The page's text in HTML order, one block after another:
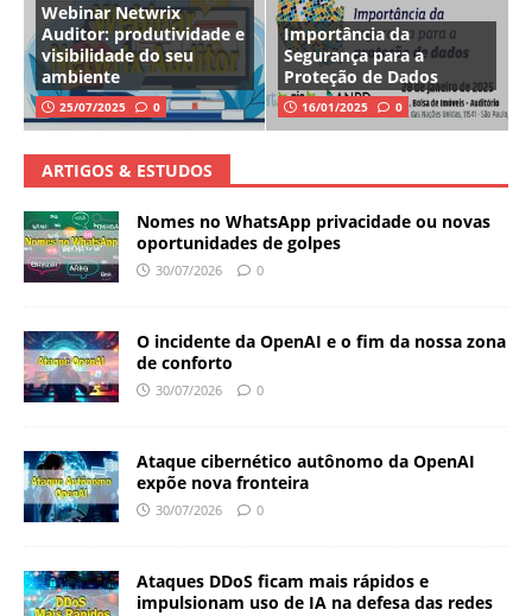
Webinar Netwrix
Auditor: produtividade e
visibilidade do seu
ambiente
25/07/2025 0
Importância da
Segurança para a
Proteção de Dados
16/01/2025 0
ARTIGOS & ESTUDOS
Nomes no WhatsApp privacidade ou novas
oportunidades de golpes
30/07/2026 0
O incidente da OpenAI e o fim da nossa zona
de conforto
30/07/2026 0
Ataque cibernético autônomo da OpenAI
expõe nova fronteira
30/07/2026 0
Ataques DDoS ficam mais rápidos e
impulsionam uso de IA na defesa das redes